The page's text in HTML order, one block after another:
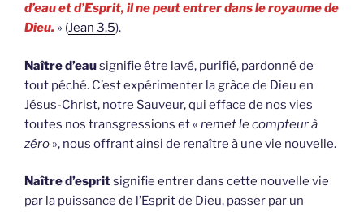
d’eau et d’Esprit, il ne peut entrer dans le royaume de
Dieu. » (Jean 3.5).
Naître d’eausignifie être lavé, purifié, pardonné de
tout péché. C’est expérimenter la grâce de Dieu en
Jésus-Christ, notre Sauveur, qui efface de nos vies
toutes nos transgressions et « remet le compteur à
zéro », nous offrant ainsi de renaître à une vie nouvelle.
Naître d’espritsignifie entrer dans cette nouvelle vie
par la puissance de l’Esprit de Dieu, passer par un